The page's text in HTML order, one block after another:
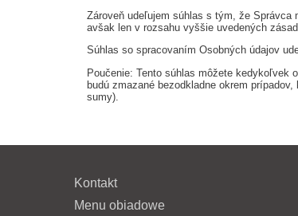
Zároveň udeľujem súhlas s tým, že Správca
avšak len v rozsahu vyššie uvedených
Súhlas so spracovaním Osobných údajov
Poučenie: Tento súhlas môžete kedykoľvek
budú zmazané bezodkladne okrem
sumy).
Kontakt
Menu obiadowe